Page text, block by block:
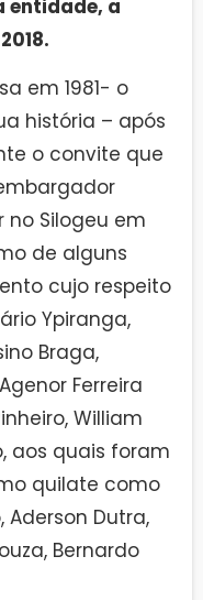
entidade, a
em 1981- o
história – após
o convite que
no Silogeu em
de alguns
cujo respeito
Ypiranga,
Braga,
Ferreira
William
aos quais foram
quilate como
Aderson Dutra,
Bernardo